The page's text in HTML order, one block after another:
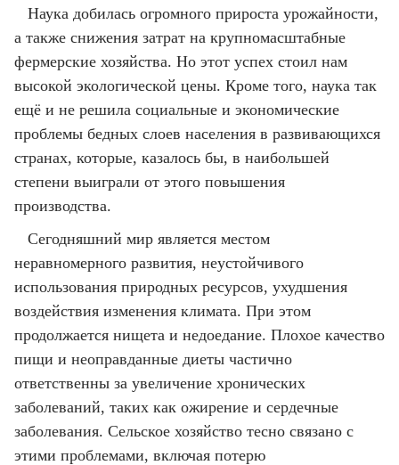
Наука добилась огромного прироста урожайности,
а также снижения затрат на крупномасштабные
фермерские хозяйства. Но этот успех стоил нам
высокой экологической цены. Кроме того, наука так
ещё и не решила социальные и экономические
проблемы бедных слоев населения в развивающихся
странах, которые, казалось бы, в наибольшей
степени выиграли от этого повышения
производства.
Сегодняшний мир является местом
неравномерного развития, неустойчивого
использования природных ресурсов, ухудшения
воздействия изменения климата. При этом
продолжается нищета и недоедание. Плохое качество
пищи и неоправданные диеты частично
ответственны за увеличение хронических
заболеваний, таких как ожирение и сердечные
заболевания. Сельское хозяйство тесно связано с
этими проблемами, включая потерю